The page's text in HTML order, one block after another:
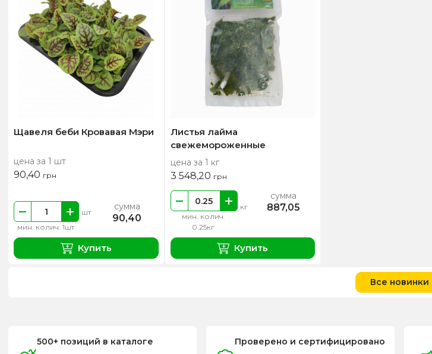
Щавеля беби Кровавая Мэри
цена за 1 шт
90,40 грн
мин. колич. 1шт
шт сумма
90,40
Купить
Листья лайма
свежемороженные
цена за 1 кг
3 548,20 грн
мин. колич.
0.25кг
кг
сумма
887,05
Купить
Все новинки
500+ позиций в каталоге Проверено и сертифицировано